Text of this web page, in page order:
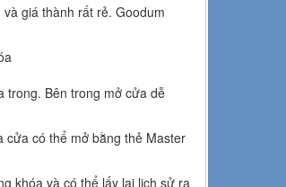
giá thành rất rẻ. Goodum
trong. Bên trong mở cửa dễ
cửa có thể mở bằng thẻ Master
khóa và có thể lấy lại lịch sử ra